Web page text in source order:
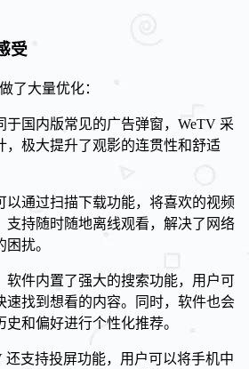
受
了大量优化：
于国内版常见的广告弹窗，WeTV 采
，极大提升了观影的连贯性和舒适
以通过扫描下载功能，将喜欢的视频
支持随时随地离线观看，解决了网络
扰。
软件内置了强大的搜索功能，用户可
速找到想看的内容。同时，软件也会
和偏好进行个性化推荐。
还支持投屏功能，用户可以将手机中